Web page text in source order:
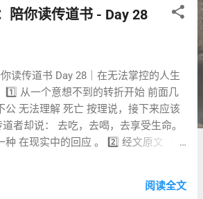
陪你读传道书 - Day 28
读传道书 Day 28｜在无法掌控的人生
1️⃣ 从一个意想不到的转折开始 前面几
公 无法理解 死亡 按理说，接下来应该
者却说： 去吃，去喝，去享受生命。
种 在现实中的回应 。 2️⃣ 经文原文（希
阅读全文